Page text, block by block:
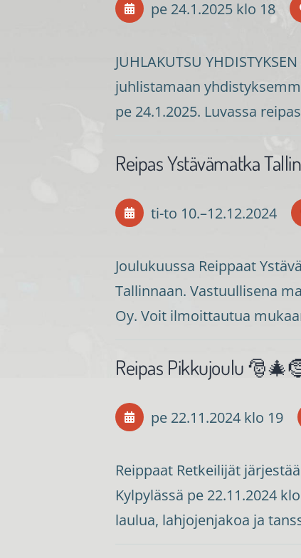
pe 24.1.2025 klo 18
JUHLAKUTSU
juhlistamaan
pe 24.1.2025. Luvassa
Reipas Ystävämatka
ti-to 10.–12.12.2024
Joulukuussa Reippaat
Tallinnaan. Vastuullisena
Oy. Voit ilmoittautua
Reipas Pikkujoulu
pe 22.11.2024 klo 19
Reippaat Retkeilijät
Kylpylässä pe 22.11.2024
laulua, lahjojenjakoa ja